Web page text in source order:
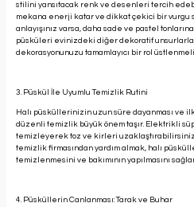
stilini yansıtacak renk ve desenleri tercih
mekana enerji katar ve dikkat çekici bir vurgu
anlayışınız varsa, daha sade ve pastel
püsküleri evinizdeki diğer dekoratif unsurlarla
dekorasyonunuzu tamamlayıcı bir rol
3. Püskül İle Uyumlu Temizlik Rutini
Halı püsküllerinizin uzun süre dayanması ve
düzenli temizlik büyük önem taşır. Elektrikli
temizleyerek toz ve kirleri
temizlik firmasından yardım almak, halı
temizlenmesini ve bakımının yapılmasını
4. Püsküllerin Canlanması: Tarak ve Buhar